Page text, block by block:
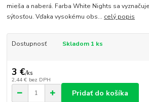
mieša a naberá. Farba White Nights sa
sýtosťou. Vďaka vysokému obs... celý popis
Dostupnosť Skladom 1 ks
3 €/ks
2,44 € bez DPH
Pridať do košíka